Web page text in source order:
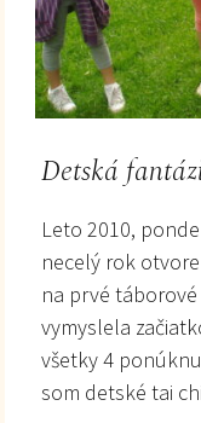
Detská
Leto 2010,
necelý rok
na prvé
vymyslela
všetky 4
som detské tai